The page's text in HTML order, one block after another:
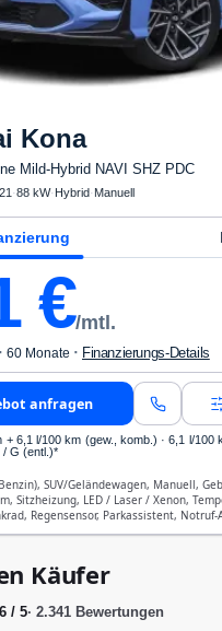
Kona
Mild-Hybrid NAVI SHZ PDC
·88 kW· Hybrid· Manuell
€/mtl.
· 60 Monate · Finanzierungs-Details
anfragen
+ 6,1 l/100 km (gew., komb.) · 6,1 l/100
/ G (entl.)*
SUV/Geländewagen, Manuell,
Sitzheizung, LED / Laser / Xenon,
Regensensor, Parkassistent, Notruf-
Bluetooth, Freisprecheinrichtung,
Käufer
/ 5· 2.341 Bewertungen